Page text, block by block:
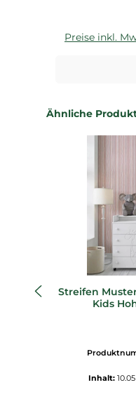
Preise inkl.
Produktgalerie
Ähnliche
Streifen
Kids
Inhalt: